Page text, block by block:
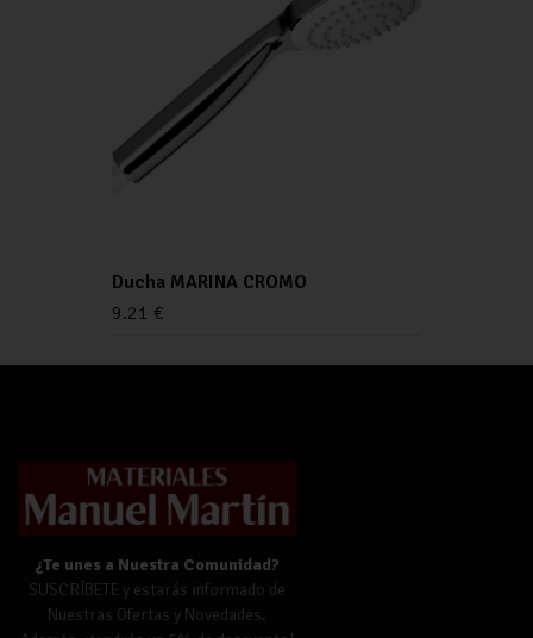
Ducha MARINA CROMO
9.21 €
¿Te unes a Nuestra Comunidad?
SUSCRÍBETE y estarás informado de
Nuestras Ofertas y Novedades.